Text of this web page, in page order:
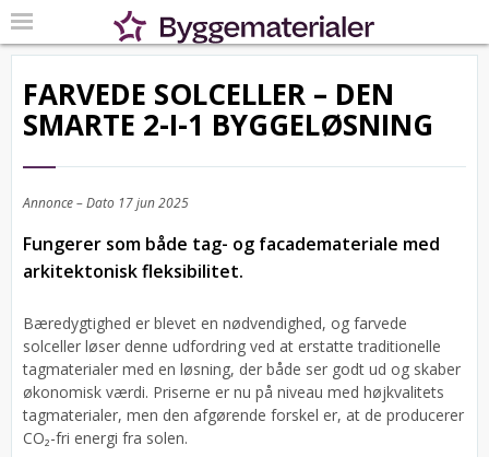
FARVEDE SOLCELLER – DEN
SMARTE 2-I-1 BYGGELØSNING
Annonce – Dato 17 jun 2025
Fungerer som både tag- og facademateriale med
arkitektonisk fleksibilitet.
Bæredygtighed er blevet en nødvendighed, og farvede
solceller løser denne udfordring ved at erstatte traditionelle
tagmaterialer med en løsning, der både ser godt ud og skaber
økonomisk værdi. Priserne er nu på niveau med højkvalitets
tagmaterialer, men den afgørende forskel er, at de producerer
CO₂-fri energi fra solen.